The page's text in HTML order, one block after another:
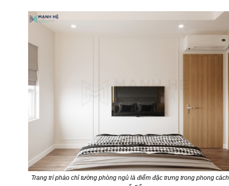
Trang trí phào chỉ tường phòng ngủ là điểm đặc trưng trong phong